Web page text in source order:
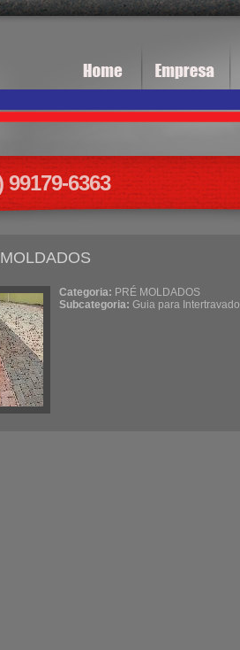
99179-6363
Categoria: PRÉ MOLDADOS
Subcategoria: Guia para Intertravado